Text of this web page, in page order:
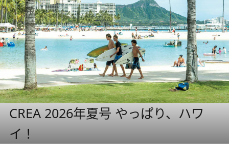
CREA 2026年夏号 やっぱり、ハワ
イ！